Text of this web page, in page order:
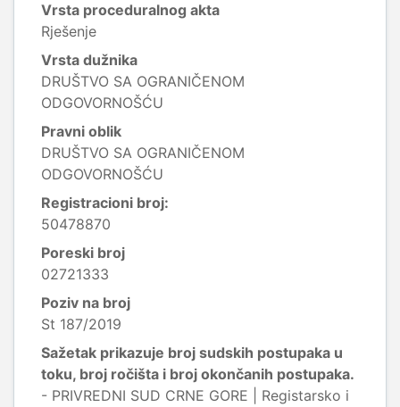
Vrsta proceduralnog akta
Rješenje
Vrsta dužnika
DRUŠTVO SA OGRANIČENOM
ODGOVORNOŠĆU
Pravni oblik
DRUŠTVO SA OGRANIČENOM
ODGOVORNOŠĆU
Registracioni broj:
50478870
Poreski broj
02721333
Poziv na broj
St 187/2019
Sažetak prikazuje broj sudskih postupaka u
toku, broj ročišta i broj okončanih postupaka.
- PRIVREDNI SUD CRNE GORE | Registarsko i